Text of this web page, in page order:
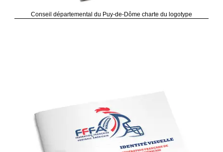
Conseil départemental du Puy-de-Dôme charte du logotype